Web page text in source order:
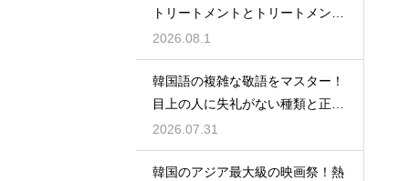
トリートメントとトリートメント
の使い分け
2026.08.1
韓国語の複雑な敬語をマスター！
目上の人に失礼がない種類と正し
い使い分け
2026.07.31
韓国のアジア最大級の映画祭！熱